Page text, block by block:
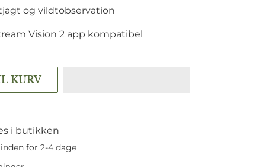
og vildtobservation
Vision 2 app kompatibel
KURV
i butikken
for 2-4 dage